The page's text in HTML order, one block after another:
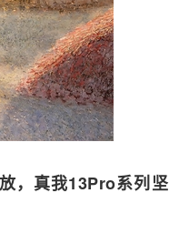
，真我13Pro系列坚